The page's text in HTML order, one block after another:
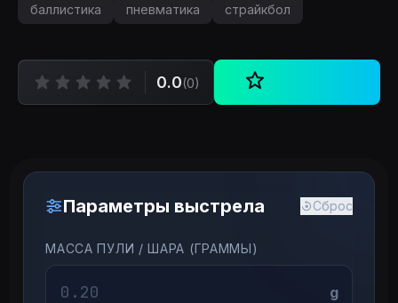
баллистика пневматика страйкбол
0.0(0)
Параметры выстрела Сброс
МАССА ПУЛИ / ШАРА (ГРАММЫ)
g